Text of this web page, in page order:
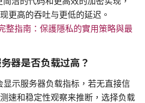
更高的吞吐与更低的延迟。
整指南：保護隱私的實用策略與最
器是否负载过高？
示服务器负载指标，若无直接信
速和稳定性观察来推断，选择负载